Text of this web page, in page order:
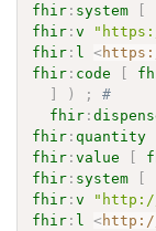
fhir : system
fhir :v
"https://
fhir : l <
fhir : code
) ;
#
fhir :
fhir : quantity
fhir :value
fhir : system
fhir :v "http://
fhir : l <